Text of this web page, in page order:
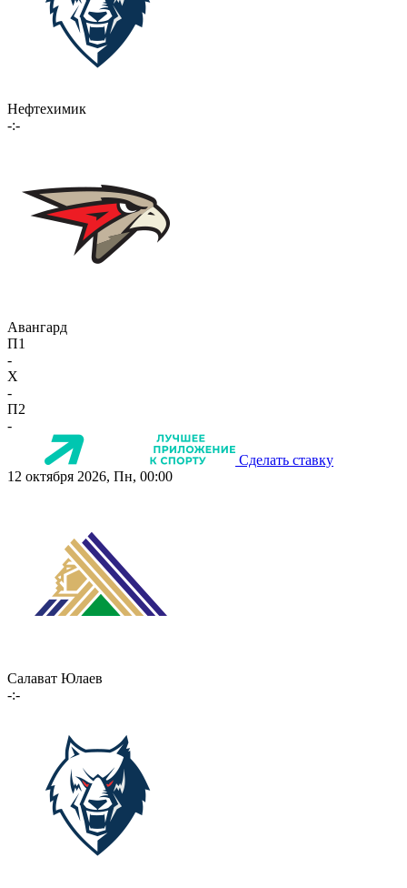
Нефтехимик
-:-
Авангард
П1
-
X
-
П2
-
Сделать ставку
12 октября 2026, Пн, 00:00
Салават Юлаев
-:-